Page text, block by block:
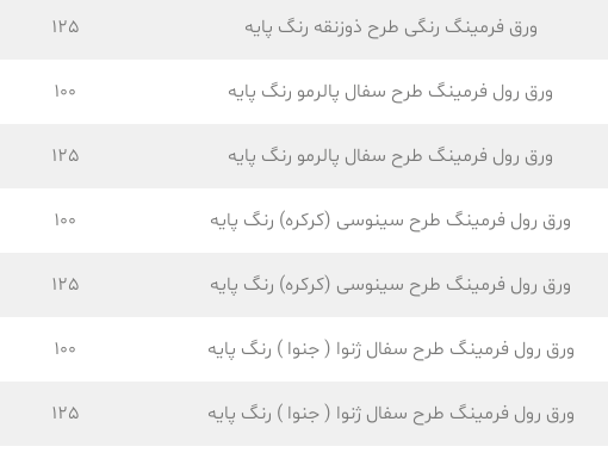
ورق فرمینگ رنگی طرح ذوزنقه رنگ پایه 125
ورق رول فرمینگ طرح سفال پالرمو رنگ پایه 100
ورق رول فرمینگ طرح سفال پالرمو رنگ پایه 125
ورق رول فرمینگ طرح سینوسی (کرکره) رنگ پایه 100
ورق رول فرمینگ طرح سینوسی (کرکره) رنگ پایه 125
ورق رول فرمینگ طرح سفال ژنوا ( جنوا ) رنگ پایه 100
ورق رول فرمینگ طرح سفال ژنوا ( جنوا ) رنگ پایه 125